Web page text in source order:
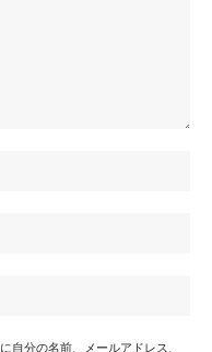
自分の名前、メールアドレス、